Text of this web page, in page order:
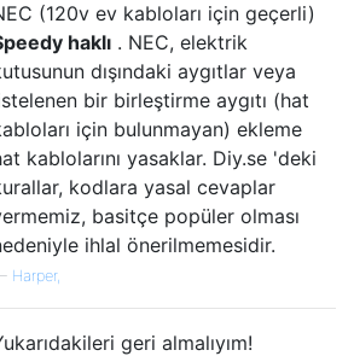
(120v ev kabloları için geçerli)
haklı . NEC, elektrik
dışındaki aygıtlar veya
bir birleştirme aygıtı (hat
için bulunmayan) ekleme
kablolarını yasaklar. Diy.se 'deki
kodlara yasal cevaplar
basitçe popüler olması
ihlal önerilmemesidir.
Harper,
geri almalıyım!